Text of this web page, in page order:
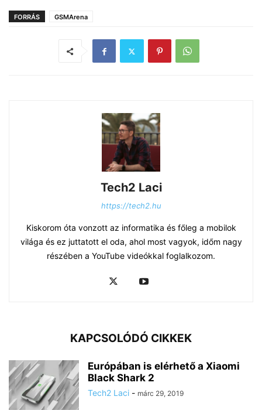
FORRÁS GSMArena
Tech2 Laci
https://tech2.hu
Kiskorom óta vonzott az informatika és főleg a mobilok
világa és ez juttatott el oda, ahol most vagyok, időm nagy
részében a YouTube videókkal foglalkozom.
KAPCSOLÓDÓ CIKKEK
Európában is elérhető a Xiaomi
Black Shark 2
Tech2 Laci - márc 29, 2019